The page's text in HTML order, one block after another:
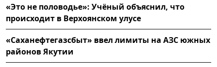
«Это не половодье»: Учёный объяснил, что
происходит в Верхоянском улусе
«Саханефтегазсбыт» ввел лимиты на АЗС южных
районов Якутии